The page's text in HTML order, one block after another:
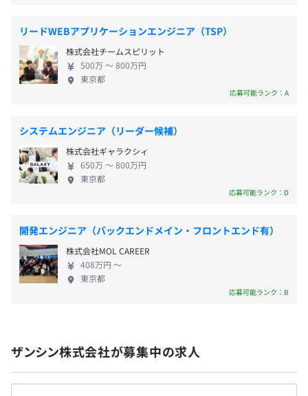
アジャイル
Docker
・言語：C#、PHP、JavaScript、TypeScript、
・フレームワーク：.NET Core、Vue.js
社会保険完備（健康保険・厚生年金加入・雇用保険・労災
保険）
有期雇用
契約更新の判断基準
本人の能力、業務量、業務成績、勤務態度、会社の契約状
3か月間は契約、その後正社員雇用
して自社クラウドサービス開発に進出しています。さ
らなる成長に向けて、自社プロダクトを世に送り出
すことが次の大きな目標です。主力事業である受託開
発はもちろんのこと、自社プロダクト開発のプロジ
ェクトにも大きく貢献してくださるエンジニアを求
ともに一緒に成長していきませんか？
リードWEBアプリケーションエンジニア（TSP）
株式会社チームスピリット
500万 〜 800万円
東京都
応募可能ランク：A
システムエンジニア（リーダー候補）
株式会社ギャラクシィ
650万 〜 800万円
東京都
応募可能ランク：D
開発エンジニア（バックエンドメイン・フロントエンド有）
株式会社MOL CAREER
408万円 〜
東京都
応募可能ランク：B
ザンシン株式会社が募集中の求人